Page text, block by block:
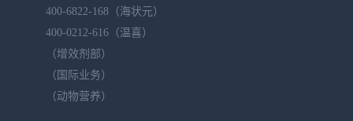
400-6822-168 （海状元）
400-0212-616 （温喜）
（增效剂部）
（国际业务）
（动物营养）